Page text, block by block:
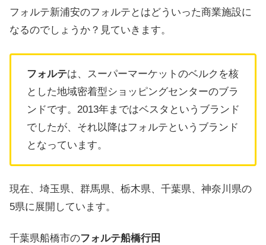
フォルテ新浦安のフォルテとはどういった商業施設に
なるのでしょうか？見ていきます。
フォルテは、スーパーマーケットのベルクを核
とした地域密着型ショッピングセンターのブラ
ンドです。2013年まではベスタというブランド
でしたが、それ以降はフォルテというブランド
となっています。
現在、埼玉県、群馬県、栃木県、千葉県、神奈川県の
5県に展開しています。
千葉県船橋市のフォルテ船橋行田